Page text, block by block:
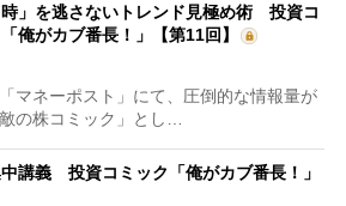
時」を逃さないトレンド見極め術 投資コ
俺がカブ番長！」【第11回】
マネーポスト」にて、圧倒的な情報量が
の株コミック」とし…
講義 投資コミック「俺がカブ番長！」